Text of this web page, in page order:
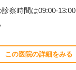
診察時間は09:00-13:00
この医院の詳細をみる